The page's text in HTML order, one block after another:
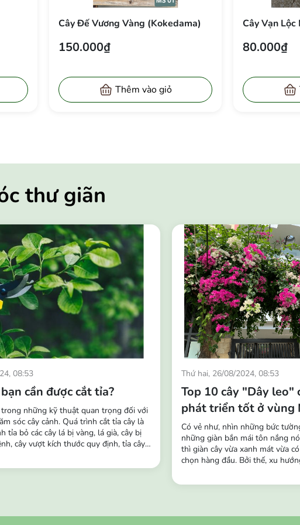
Cây Đế Vương Vàng (Kokedama)
150.000₫
Thêm vào giỏ
Cây Vạn
80.000₫
thư giãn
08:53
cần được cắt tỉa?
những kỹ thuật quan trọng đối với
sóc cây cảnh. Quá trình cắt tỉa cây là
tỉa bỏ các cây lá bị vàng, lá già, cây bị
cây vượt kích thước quy định, tỉa cây
Tầm quan trọng của việc cắt tỉa
Thứ hai, 26/08/2024, 08:53
Top 10 cây "Dây leo"
phát triển tốt ở vùng
Có vẻ như, nhìn những bức
những giàn bắn mái tôn nắng
thì giàn cây vừa xanh mát vừa
chọn hàng đầu. Bởi thế, xu
hơn. Những chùm hoa buông